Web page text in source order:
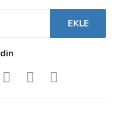
EKLE